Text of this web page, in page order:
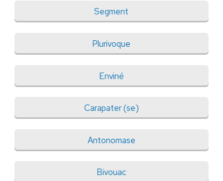
Segment
Plurivoque
Enviné
Carapater (se)
Antonomase
Bivouac